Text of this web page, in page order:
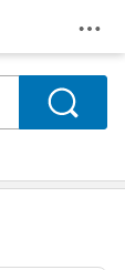
メ
検索